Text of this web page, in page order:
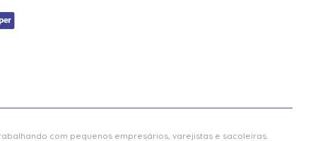
com pequenos empresários, varejistas e sacoleiras.